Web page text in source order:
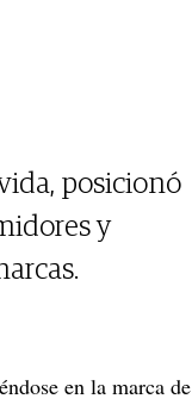
posicionó
y
en la marca de